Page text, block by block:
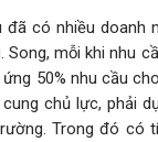
đã có nhiều doanh
Song, mỗi khi nhu
50% nhu cầu
cung chủ lực, phải
Trong đó có